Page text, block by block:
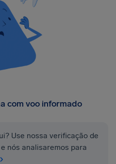
com voo informado
Use nossa verificação de
nós analisaremos para